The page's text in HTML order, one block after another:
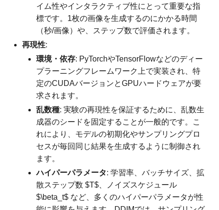
イム性やインタラクティブ性にとって重要な指
標です。1枚の画像を生成するのにかかる時間
（秒/画像）や、ステップ数で評価されます。
再現性:
環境・依存: PyTorchやTensorFlowなどのディー
プラーニングフレームワーク上で実装され、特
定のCUDAバージョンとGPUハードウェアが要
求されます。
乱数種: 実験の再現性を保証するために、乱数生
成器のシードを固定することが一般的です。こ
れにより、モデルの初期化やサンプリングプロ
セスが毎回同じ結果を生成するように制御され
ます。
ハイパーパラメータ: 学習率、バッチサイズ、拡
散ステップ数 $T$、ノイズスケジュール
$\beta_t$ など、多くのハイパーパラメータが性